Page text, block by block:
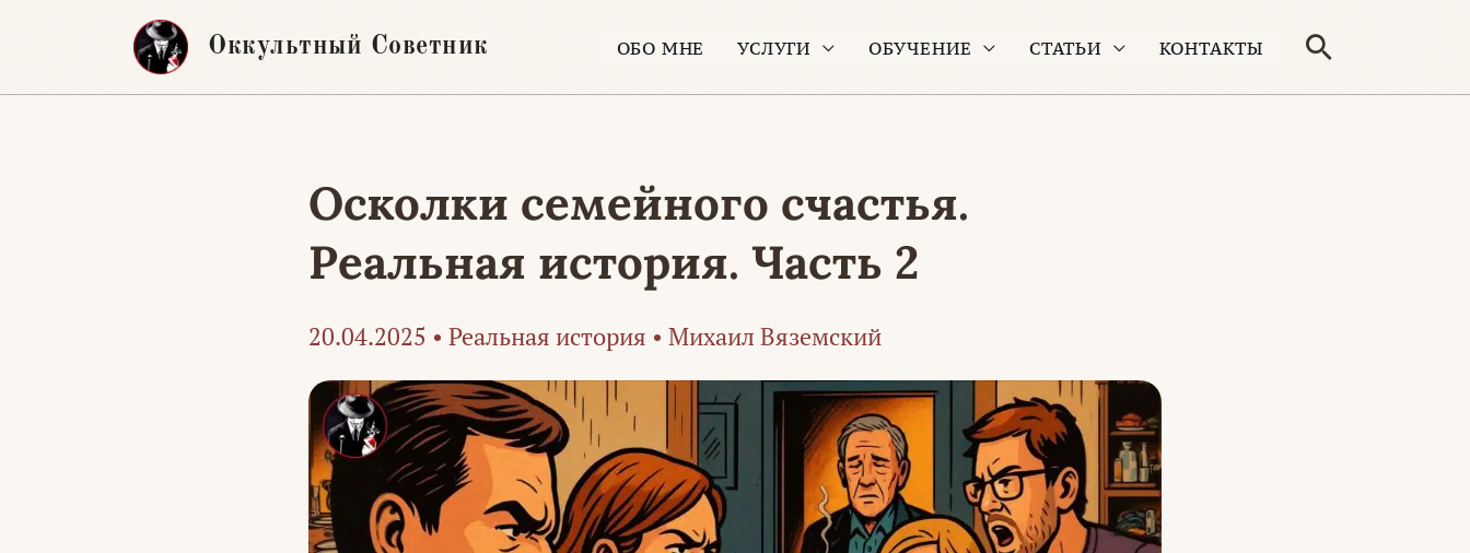
Оккультный Советник ОБО МНЕ УСЛУГИ ОБУЧЕНИЕ СТАТЬИ КОНТАКТЫ Поиск
Осколки семейного счастья.
Реальная история. Часть 2
20.04.2025 • Реальная история • Михаил Вяземский